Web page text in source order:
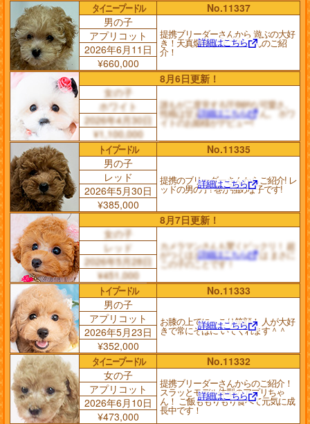
タイニープードル
No.11337
男の子
提携ブリーダーさんから 遊ぶの大好
き！天真爛漫な アプリくんのご紹
介！
詳細はこちら
アプリコット
2026年6月11日
¥660,000
8月6日更新！
女の子
誰もが二度見する圧倒的な可愛さ。
性格は甘えん坊でお利口さん。 ホワ
イトのお姫様がデビュー!
詳細はこちら
ホワイト
2026年4月30日
¥1,100,000
トイプードル
No.11335
男の子
提携のブリーダーさんからご紹介! レ
ッドの男の子! 巻が強めな子です!
詳細はこちら
レッド
2026年5月30日
¥385,000
8月7日更新！
女の子
カメラマンさんも驚くビックリ！ 超
がつくほどのお利口さんとは まさに
この子のことです！
詳細はこちら
レッド
2026年5月28日
¥451,000
トイプードル
No.11333
男の子
お膝の上でにっこり笑顔！ 人が大好
きで常にそばに いてくれます＾＾
詳細はこちら
アプリコット
2026年5月23日
¥352,000
タイニープードル
No.11332
女の子
提携ブリーダーさんからのご紹介！
スラッとモデル体型のアプリちゃ
ん！ ご飯ももりもり食べて元気に成
長中です！
詳細はこちら
アプリコット
2026年6月10日
¥473,000